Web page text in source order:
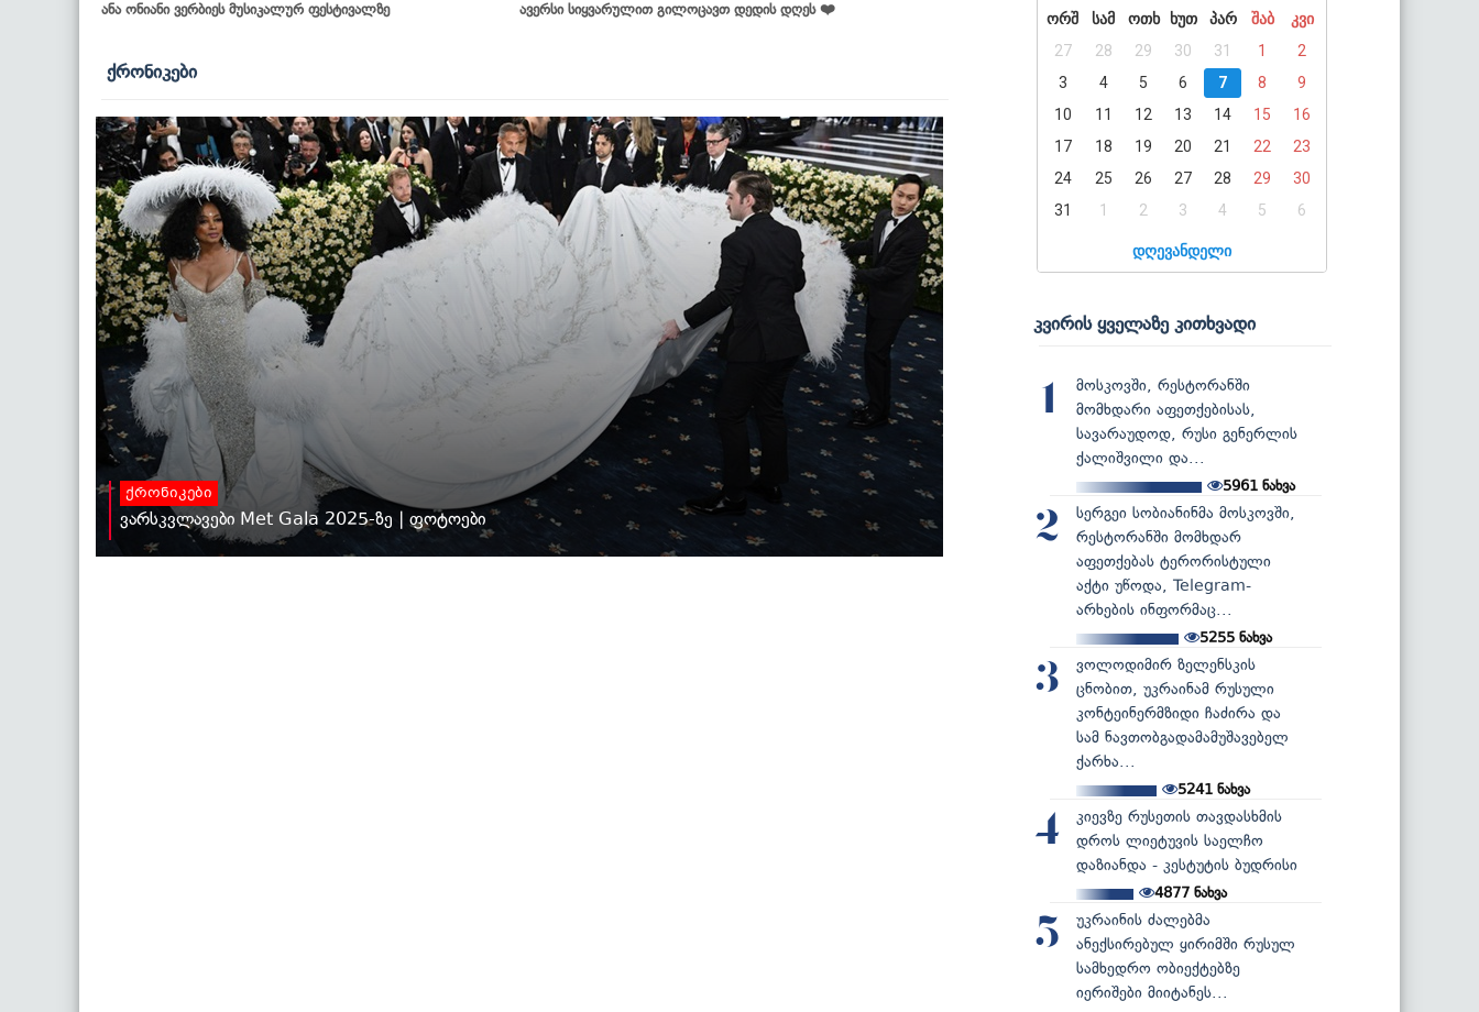
ანა ონიანი ვერბიეს მუსიკალურ ფესტივალზე ავერსი სიყვარულით გილოცავთ დედის დღეს ❤️
ქრონიკები
ქრონიკები
ვარსკვლავები Met Gala 2025-ზე | ფოტოები
ორშ
სამ ოთხ ხუთ პარ შაბ
კვი
27
28 29 30 31 1
2
3
4 5 6 7 8
9
10
11 12 13 14 15
16
17
18 19 20 21 22
23
24
25 26 27 28 29
30
31
1 2 3 4 5 6
დღევანდელი
კვირის ყველაზე კითხვადი
1
მოსკოვში, რესტორანში
მომხდარი აფეთქებისას,
სავარაუდოდ, რუსი გენერლის
ქალიშვილი და...
5961 ნახვა
2
სერგეი სობიანინმა მოსკოვში,
რესტორანში მომხდარ
აფეთქებას ტერორისტული
აქტი უწოდა, Telegram-
არხების ინფორმაც...
5255 ნახვა
3
ვოლოდიმირ ზელენსკის
ცნობით, უკრაინამ რუსული
კონტეინერმზიდი ჩაძირა და
სამ ნავთობგადამამუშავებელ
ქარხა...
5241ნახვა
4
კიევზე რუსეთის თავდასხმის
დროს ლიეტუვის საელჩო
დაზიანდა - კესტუტის ბუდრისი
4877ნახვა
5
უკრაინის ძალებმა
ანექსირებულ ყირიმში რუსულ
სამხედრო ობიექტებზე
იერიშები მიიტანეს...